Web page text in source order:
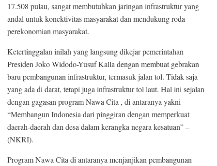
17.508 pulau, sangat membutuhkan jaringan infrastruktur yang
andal untuk konektivitas masyarakat dan mendukung roda
perekonomian masyarakat.
Ketertinggalan inilah yang langsung dikejar pemerintahan
Presiden Joko Widodo-Yusuf Kalla dengan membuat gebrakan
baru pembangunan infrastruktur, termasuk jalan tol. Tidak saja
yang ada di darat, tetapi juga infrastruktur tol laut. Hal ini sejalan
dengan gagasan program Nawa Cita , di antaranya yakni
“Membangun Indonesia dari pinggiran dengan memperkuat
daerah-daerah dan desa dalam kerangka negara kesatuan” –
(NKRI).
Program Nawa Cita di antaranya menjanjikan pembangunan